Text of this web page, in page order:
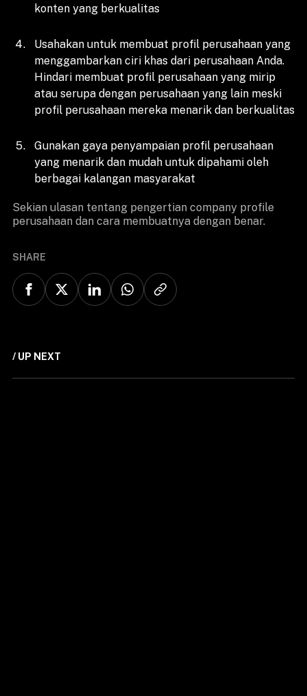
konten yang berkualitas
Usahakan untuk membuat profil perusahaan yang
menggambarkan ciri khas dari perusahaan Anda.
Hindari membuat profil perusahaan yang mirip
atau serupa dengan perusahaan yang lain meski
profil perusahaan mereka menarik dan berkualitas
Gunakan gaya penyampaian profil perusahaan
yang menarik dan mudah untuk dipahami oleh
berbagai kalangan masyarakat
Sekian ulasan tentang pengertian company profile
perusahaan dan cara membuatnya dengan benar.
SHARE
/ UP NEXT